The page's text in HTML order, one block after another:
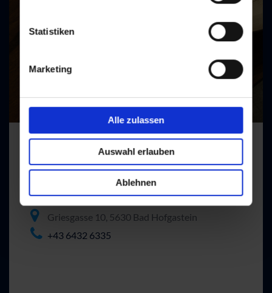
Statistiken
Marketing
Alle zulassen
Auswahl erlauben
Ablehnen
Aiche
Griesgasse 10, 5630 Bad Hofgastein
+43 6432 6335